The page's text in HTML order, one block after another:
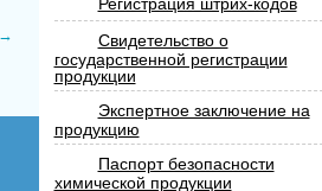
Свидетельство о
государственной регистрации
продукции
Экспертное заключение на
продукцию
Паспорт безопасности
химической продукции